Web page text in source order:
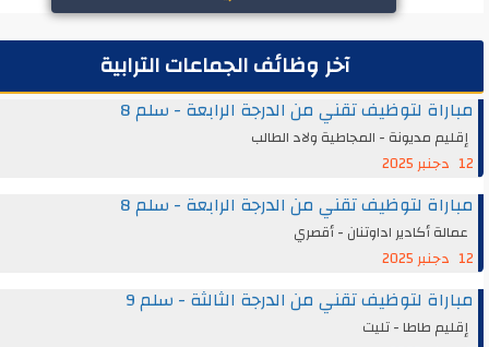
آخر وظائف الجماعات الترابية
لتوظيف تقني من الدرجة الرابعة - سلم 8
مديونة - المجاطية ولاد الطالب
لتوظيف تقني من الدرجة الرابعة - سلم 8
أكادير اداوتنان - أقصري
لتوظيف تقني من الدرجة الثالثة - سلم 9
طاطا - تليت